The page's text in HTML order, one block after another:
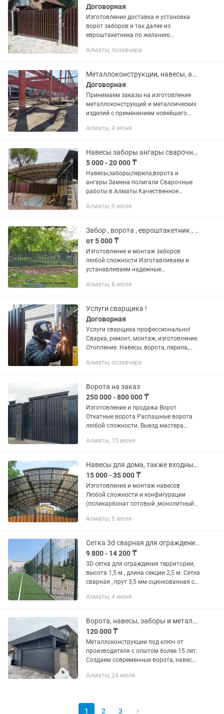
Договорная
Изготовление доставка и установка
ворот заборов и так далее из
евроштакетника по желанию
Алматы, позавчера
Металлоконструкции, навесы, ангары, лестницы
Договорная
Принимаем заказы на изготовление
металлоконструкций и металлических
изделий с применением новейшего
Склады, ангары, павильоны, мансарды;
Алматы, 4 июня
Навесы заборы ангары сварочные работы полегаль
5 000 - 20 000 ₸
Навесы,заборы,перила,ворота и
ангары Замена полигали Сварочные
работы в Алматы Качественное
Быстрые сроки.Низкие цены
ангаров
Алматы, 9 июля
Забор , ворота , евроштакетник , профлист , ковка , сварочные работы
от 5 000 ₸
Изготовление и монтаж заборов
любой сложности Изготавливаем и
устанавливаем надежные
под ключ. Выполняем: ●Заборы из
евроштакетника. ●Сварные...
Алматы, 8 июля
Услуги сварщика !
Договорная
Услуги сварщика профессионально!
Сварка, ремонт, монтаж, изготовление.
Отопление. Навесы, ворота, перила,
ремонт. Все виды работ по металлу.
Алматы, позавчера
Ворота на заказ
250 000 - 800 000 ₸
Изготовление и продажа Ворот
Откатные ворота Распашные ворота
любой сложности. Выезд мастера
подходят для частного дома или дачи.
Алматы, 15 июня
Навесы для дома, также входные группы любой сложности и конфигурации.
15 000 - 35 000 ₸
Изготовление и монтаж навесов
Любой сложности и конфигурации
(поликарбонат сотовый ,монолитный
лист , мягкая кровля)а также кованые
Алматы, 5 июля
Сетка 3d сварная для ограждения спортивных пдощадок
9 800 - 14 200 ₸
3D сетка для ограждения территории,
высота 1,5 м , длина секции 2,5 м. Сетка
сварная , прут 3,5 мм оцинкованная с
столбов различных размеров
Алматы, 4 июня
Ворота, навесы, заборы и металлоконструкции на заказ от производителя
120 000 ₸
Металлоконструкции под ключ от
производителя с опытом более 15 лет.
Создаем современные ворота, навесы,
которые служат годами и
Алматы, 24 июля
1 2 3